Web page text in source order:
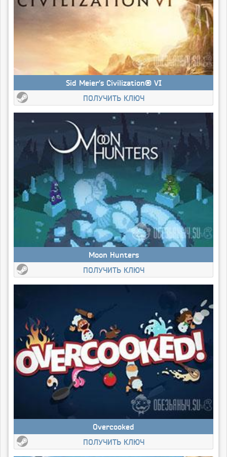
Sid Meier’s Civilization® VI
ПОЛУЧИТЬ КЛЮЧ
Moon Hunters
ПОЛУЧИТЬ КЛЮЧ
Overcooked
ПОЛУЧИТЬ КЛЮЧ